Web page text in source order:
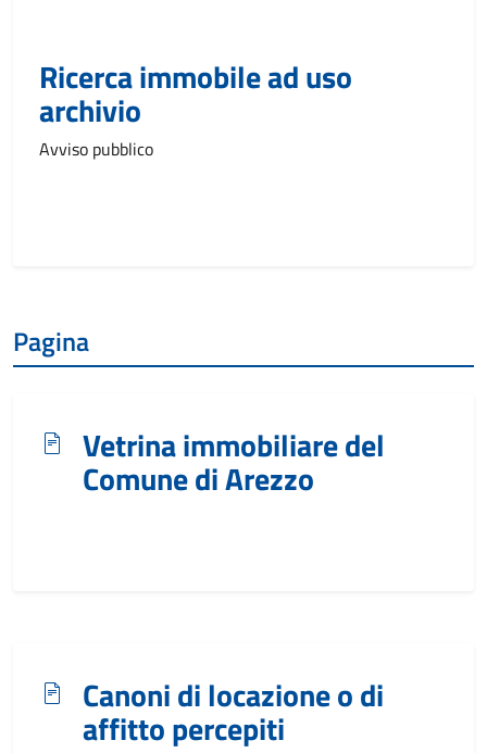
Ricerca immobile ad uso
archivio
Avviso pubblico
Pagina
Vetrina immobiliare del
Comune di Arezzo
Canoni di locazione o di
affitto percepiti